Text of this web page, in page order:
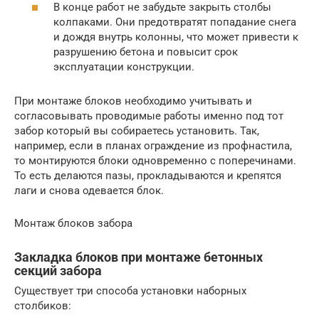
В конце работ не забудьте закрыть столбы
колпаками. Они предотвратят попадание снега
и дождя внутрь колонны, что может привести к
разрушению бетона и повысит срок
эксплуатации конструкции.
При монтаже блоков необходимо учитывать и
согласовывать проводимые работы именно под тот
забор который вы собираетесь установить. Так,
например, если в планах ограждение из профнастила,
то монтируются блоки одновременно с поперечинами.
То есть делаются пазы, прокладываются и крепятся
лаги и снова одевается блок.
Монтаж блоков забора
Закладка блоков при монтаже бетонных
секций забора
Существует три способа установки наборных
столбиков: